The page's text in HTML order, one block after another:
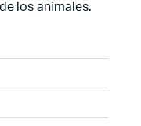
los animales.